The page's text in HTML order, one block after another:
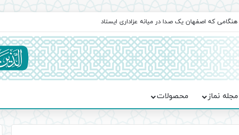
جماعت در موکب فاطمه الزهرا (س)
مجله نماز محصولات